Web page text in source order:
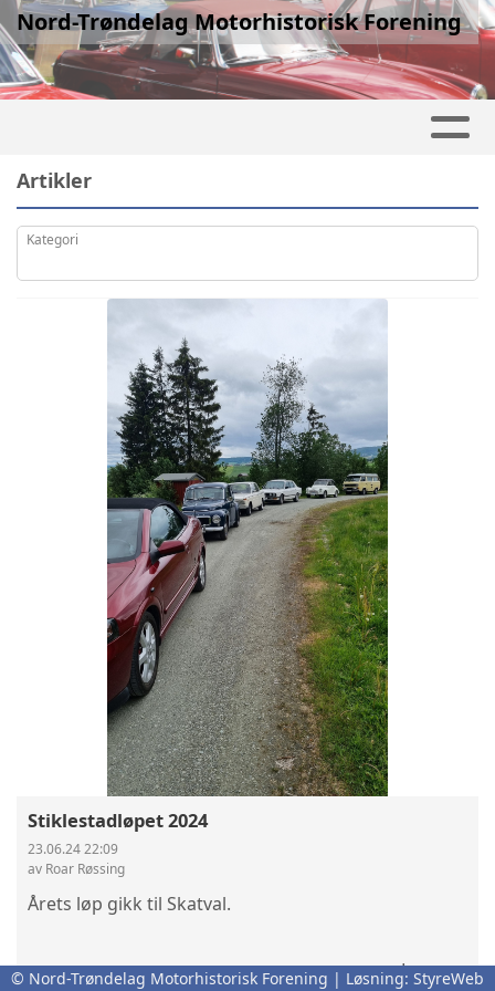
Nord-Trøndelag Motorhistorisk Forening
Artikler
Kategori
Stiklestadløpet 2024
23.06.24 22:09
av Roar Røssing
Årets løp gikk til Skatval.
Les mer
© Nord-Trøndelag Motorhistorisk Forening | Løsning: StyreWeb